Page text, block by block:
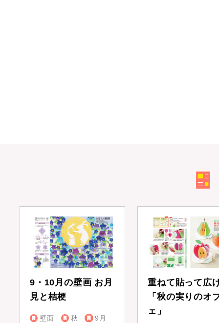
9・10月の壁画 お月
見と桔梗
壁面 秋
9月
重ねて貼って広
「秋の実りのオ
ェ」